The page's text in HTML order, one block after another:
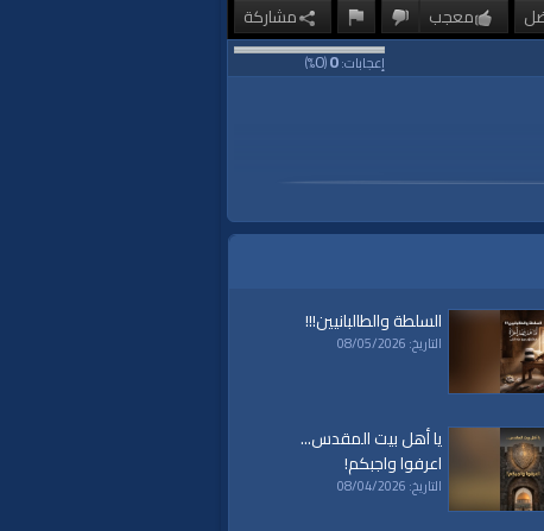
معجب مشاركة
إعجابات:0
(
0
%)
السلطة والطالبانيين!!!
التاريخ: 08/05/2026
يا أهل بيت المقدس...
اعرفوا واجبكم!
التاريخ: 08/04/2026